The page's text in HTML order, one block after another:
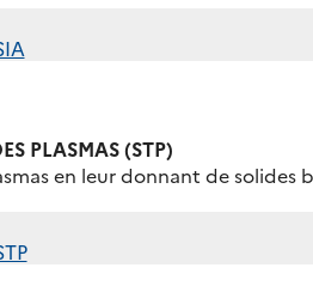
PLASMAS (STP)
en leur donnant de solides